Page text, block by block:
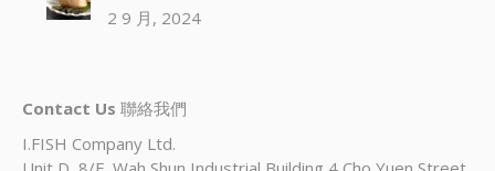
2 9 月, 2024
Contact Us 聯絡我們
I.FISH Company Ltd.